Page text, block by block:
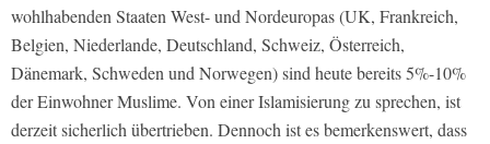
wohlhabenden Staaten West- und Nordeuropas (UK, Frankreich,
Belgien, Niederlande, Deutschland, Schweiz, Österreich,
Dänemark, Schweden und Norwegen) sind heute bereits 5%-10%
der Einwohner Muslime. Von einer Islamisierung zu sprechen, ist
derzeit sicherlich übertrieben. Dennoch ist es bemerkenswert, dass